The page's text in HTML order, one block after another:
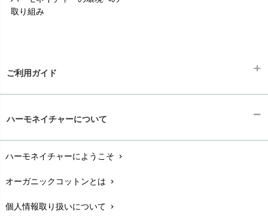
取り組み
ご利用ガイド
配送と送料chevron_right
在庫状況と発送予定chevron_right
サイズ・寸法chevron_right
ハーモネイチャーについて
ハーモネイチャーにようこそ chevron_right
オーガニックコットンとは chevron_right
個人情報取り扱いについて chevron_right